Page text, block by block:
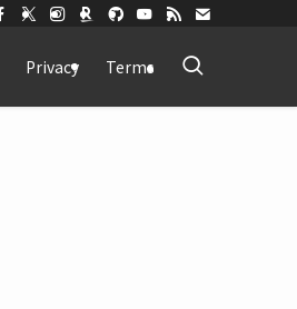
Privacy Terms